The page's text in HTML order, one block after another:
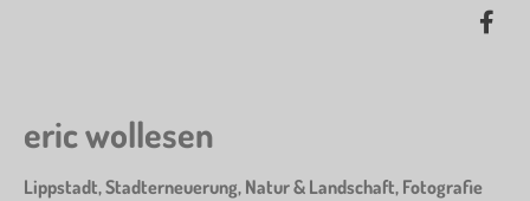
eric wollesen
Lippstadt, Stadterneuerung, Natur & Landschaft, Fotografie